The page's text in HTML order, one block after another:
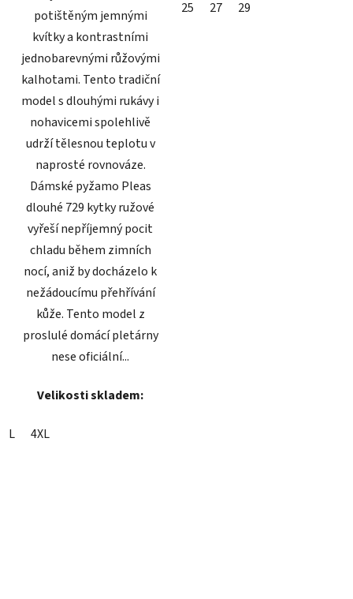
potištěným jemnými
kvítky a kontrastními
jednobarevnými růžovými
kalhotami. Tento tradiční
model s dlouhými rukávy i
nohavicemi spolehlivě
udrží tělesnou teplotu v
naprosté rovnováze.
Dámské pyžamo Pleas
dlouhé 729 kytky ružové
vyřeší nepříjemný pocit
chladu během zimních
nocí, aniž by docházelo k
nežádoucímu přehřívání
kůže. Tento model z
proslulé domácí pletárny
nese oficiální...
Velikosti skladem:
L 4XL
25 27 29